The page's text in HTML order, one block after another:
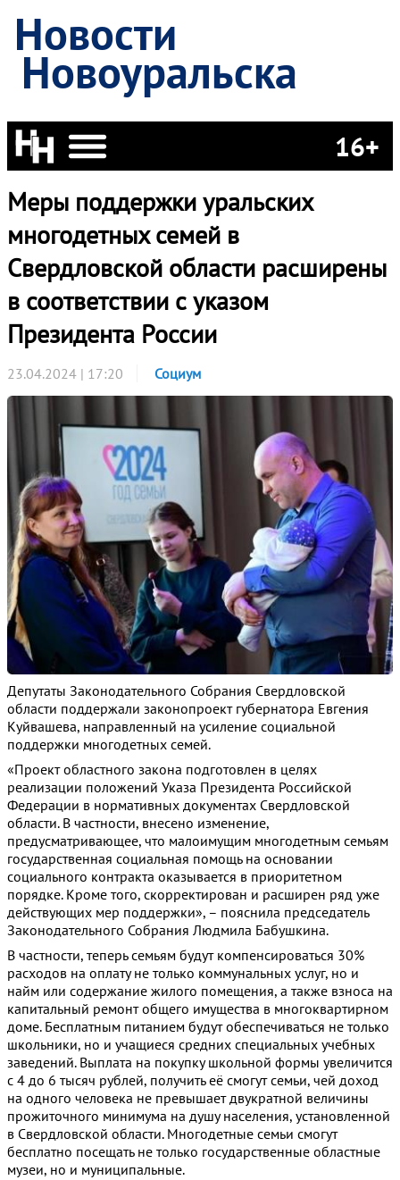
Новости
Новоуральска
16+
Меры поддержки уральских
многодетных семей в
Свердловской области расширены
в соответствии с указом
Президента России
23.04.2024 | 17:20 Социум
Депутаты Законодательного Собрания Свердловской
области поддержали законопроект губернатора Евгения
Куйвашева, направленный на усиление социальной
поддержки многодетных семей.
«Проект областного закона подготовлен в целях
реализации положений Указа Президента Российской
Федерации в нормативных документах Свердловской
области. В частности, внесено изменение,
предусматривающее, что малоимущим многодетным семьям
государственная социальная помощь на основании
социального контракта оказывается в приоритетном
порядке. Кроме того, скорректирован и расширен ряд уже
действующих мер поддержки», – пояснила председатель
Законодательного Собрания Людмила Бабушкина.
В частности, теперь семьям будут компенсироваться 30%
расходов на оплату не только коммунальных услуг, но и
найм или содержание жилого помещения, а также взноса на
капитальный ремонт общего имущества в многоквартирном
доме. Бесплатным питанием будут обеспечиваться не только
школьники, но и учащиеся средних специальных учебных
заведений. Выплата на покупку школьной формы увеличится
с 4 до 6 тысяч рублей, получить её смогут семьи, чей доход
на одного человека не превышает двукратной величины
прожиточного минимума на душу населения, установленной
в Свердловской области. Многодетные семьи смогут
бесплатно посещать не только государственные областные
музеи, но и муниципальные.